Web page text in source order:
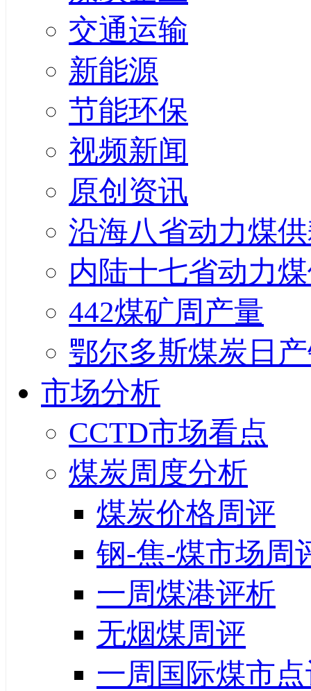
交通运输
新能源
节能环保
视频新闻
原创资讯
沿海八省动力煤
内陆十七省动力
442煤矿周产量
鄂尔多斯煤炭日
市场分析
CCTD市场看点
煤炭周度分析
煤炭价格周评
钢-焦-煤市场周
一周煤港评析
无烟煤周评
一周国际煤市